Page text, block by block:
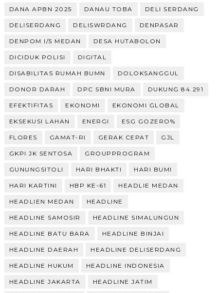
DANA APBN 2025 DANAU TOBA DELI SERDANG
DELISERDANG DELISWRDANG DENPASAR
DENPOM I/5 MEDAN DESA HUTABOLON
DICIDUK POLISI DIGITAL
DISABILITAS RUMAH BUMN DOLOKSANGGUL
DONOR DARAH DPC SBNI MURA DUKUNG 84.291
EFEKTIFITAS EKONOMI EKONOMI GLOBAL
EKSEKUSI LAHAN ENERGI ESG GOZERO%
FLORES GAMAT-RI GERAK CEPAT GJL
GKPI JK SENTOSA GROUPPROGRAM
GUNUNGSITOLI HARI BHAKTI HARI BUMI
HARI KARTINI HBP KE-61 HEADLIE MEDAN
HEADLIEN MEDAN HEADLINE
HEADLINE SAMOSIR HEADLINE SIMALUNGUN
HEADLINE BATU BARA HEADLINE BINJAI
HEADLINE DAERAH HEADLINE DELISERDANG
HEADLINE HUKUM HEADLINE INDONESIA
HEADLINE JAKARTA HEADLINE JATIM